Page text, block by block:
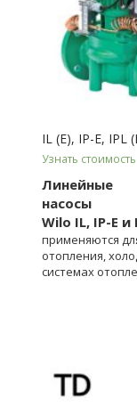
IL (E), IP-E, IPL
Узнать стоимость
Линейные
насосы
Wilo IL, IP-E и
применяются
отопления,
системах